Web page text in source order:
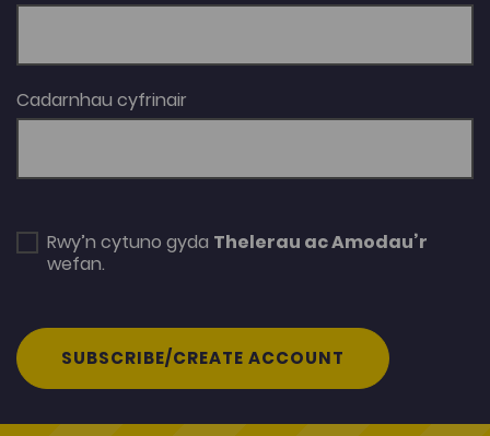
Cadarnhau cyfrinair
Rwy’n cytuno gyda Thelerau ac Amodau’r
wefan.
SUBSCRIBE/CREATE ACCOUNT